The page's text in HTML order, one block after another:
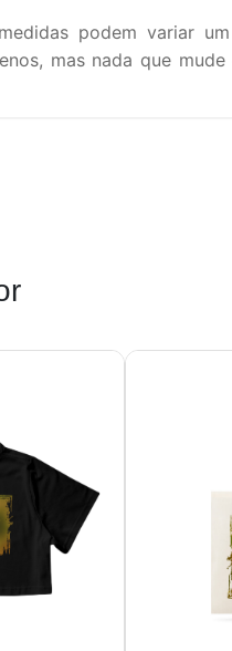
podem variar
mas nada que